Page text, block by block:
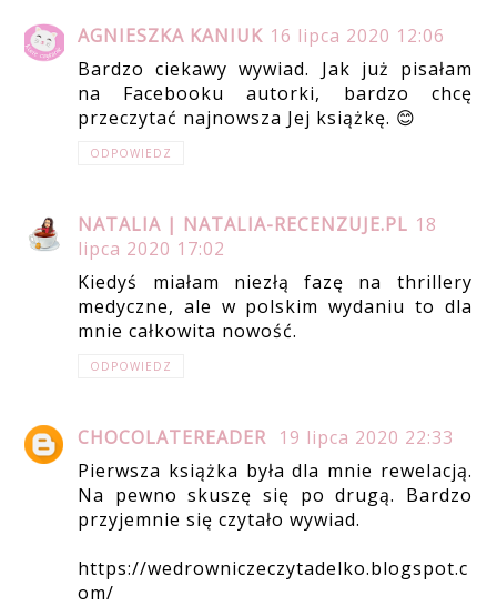
AGNIESZKA KANIUK 16 lipca 2020 12:06
Bardzo ciekawy wywiad. Jak już pisałam
na Facebooku autorki, bardzo chcę
przeczytać najnowsza Jej książkę. 😊
ODPOWIEDZ
NATALIA | NATALIA-RECENZUJE.PL 18
lipca 2020 17:02
Kiedyś miałam niezłą fazę na thrillery
medyczne, ale w polskim wydaniu to dla
mnie całkowita nowość.
ODPOWIEDZ
CHOCOLATEREADER 19 lipca 2020 22:33
Pierwsza książka była dla mnie rewelacją.
Na pewno skuszę się po drugą. Bardzo
przyjemnie się czytało wywiad.
https://wedrowniczeczytadelko.blogspot.c
om/